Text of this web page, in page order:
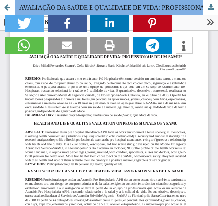
AVALIAÇÃO DA SAÚDE E QUALIDADE DE VIDA: PROFISSIONAIS DE UM SAMU